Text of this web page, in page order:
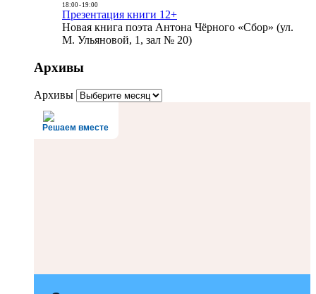
18:00- 19:00
Презентация книги 12+
Новая книга поэта Антона Чёрного «Сбор» (ул.
М. Ульяновой, 1, зал № 20)
Архивы
Архивы
Решаем вместе